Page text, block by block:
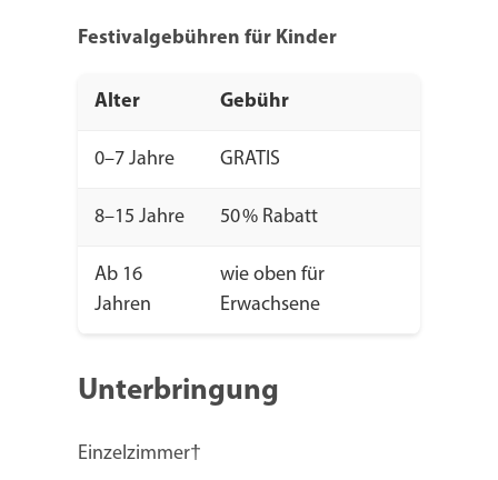
Festivalgebühren für Kinder
Alter Gebühr
0–7 Jahre GRATIS
8–15 Jahre 50 % Rabatt
Ab 16
Jahren
wie oben für
Erwachsene
Unterbringung
Einzelzimmer†